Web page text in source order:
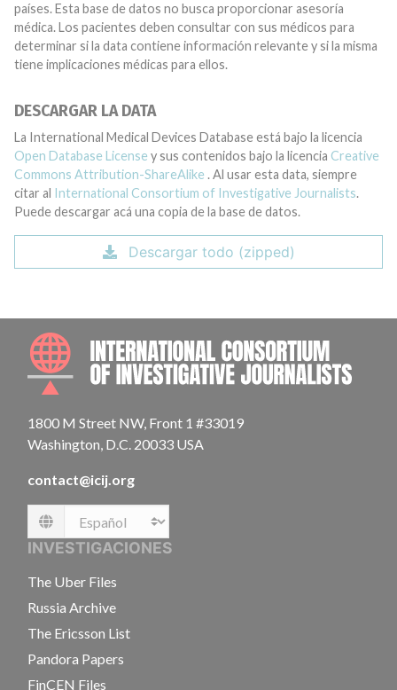
países. Esta base de datos no busca proporcionar asesoría
médica. Los pacientes deben consultar con sus médicos para
determinar si la data contiene información relevante y si la misma
tiene implicaciones médicas para ellos.
DESCARGAR LA DATA
La International Medical Devices Database está bajo la licencia
Open Database License y sus contenidos bajo la licencia Creative
Commons Attribution-ShareAlike . Al usar esta data, siempre
citar al International Consortium of Investigative Journalists.
Puede descargar acá una copia de la base de datos.
Descargar todo (zipped)
1800 M Street NW, Front 1 #33019
Washington, D.C. 20033 USA
contact@icij.org
Language
INVESTIGACIONES
The Uber Files
Russia Archive
The Ericsson List
Pandora Papers
FinCEN Files